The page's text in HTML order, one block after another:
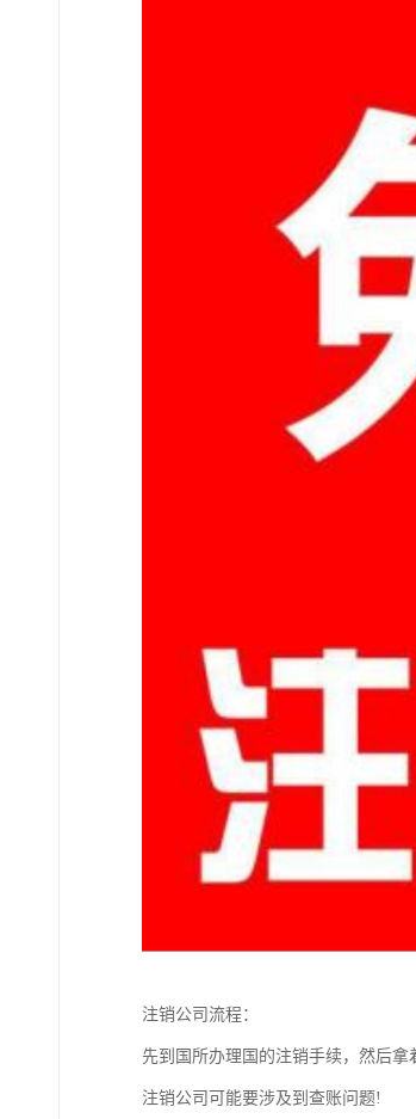
注销公司流程：
先到国所办理国的注销手续，然后
注销公司可能要涉及到查账问题!